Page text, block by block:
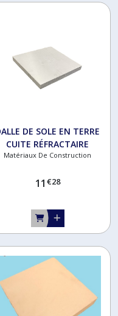
DE SOLE EN TERRE
CUITE RÉFRACTAIRE
330X330X30
Matériaux De Construction
11 €28